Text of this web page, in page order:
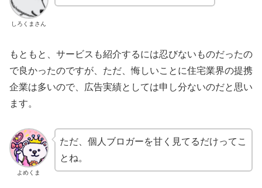
しろくまさん
もともと、サービスも紹介するには忍びないものだったの
で良かったのですが、ただ、悔しいことに住宅業界の提携
企業は多いので、広告実績としては申し分ないのだと思い
ます。
よめくま
ただ、個人ブロガーを甘く見てるだけってこ
とね。